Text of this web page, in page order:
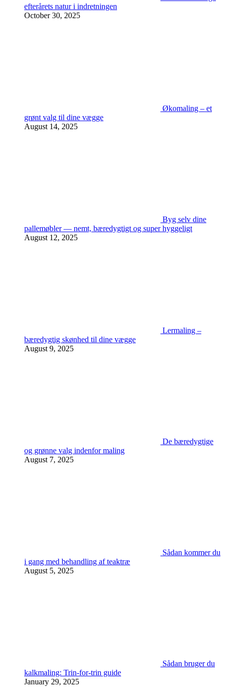
efterårets natur i indretningen
October 30, 2025
Økomaling – et
grønt valg til dine vægge
August 14, 2025
Byg selv dine
pallemøbler — nemt, bæredygtigt og super hyggeligt
August 12, 2025
Lermaling –
bæredygtig skønhed til dine vægge
August 9, 2025
De bæredygtige
og grønne valg indenfor maling
August 7, 2025
Sådan kommer du
i gang med behandling af teaktræ
August 5, 2025
Sådan bruger du
kalkmaling: Trin-for-trin guide
January 29, 2025